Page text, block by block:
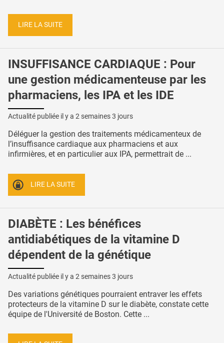
LIRE LA SUITE
INSUFFISANCE CARDIAQUE : Pour
une gestion médicamenteuse par les
pharmaciens, les IPA et les IDE
Actualité publiée il y a 2 semaines 3 jours
Déléguer la gestion des traitements médicamenteux de
l’insuffisance cardiaque aux pharmaciens et aux
infirmières, et en particulier aux IPA, permettrait de ...
LIRE LA SUITE
DIABÈTE : Les bénéfices
antidiabétiques de la vitamine D
dépendent de la génétique
Actualité publiée il y a 2 semaines 3 jours
Des variations génétiques pourraient entraver les effets
protecteurs de la vitamine D sur le diabète, constate cette
équipe de l'Université de Boston. Cette ...